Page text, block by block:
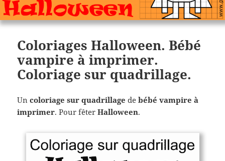
Coloriages Halloween. Bébé
vampire à imprimer.
Coloriage sur quadrillage.
Uncoloriage sur quadrillage debébé vampire à
imprimer. Pour fêterHalloween.